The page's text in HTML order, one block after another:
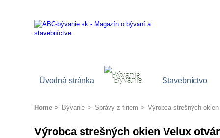
Úvodná stránka Bývanie Stavebníctvo
Home > Bývanie > Správy z firiem > Výrobca strešných
Výrobca strešných okien Velux